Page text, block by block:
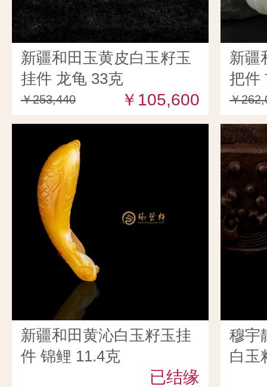
新疆和田玉黄皮白玉籽玉
挂件 龙龟 33克
￥253,440 ￥105,600
新疆
把件
￥
新疆和田黄沁白玉籽玉挂
件 锦鲤 11.4克
已结缘
穆宇
白玉